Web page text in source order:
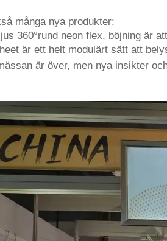
många nya produkter:
360°rund neon flex, böjning är
är ett helt modulärt sätt att
är över, men nya insikter